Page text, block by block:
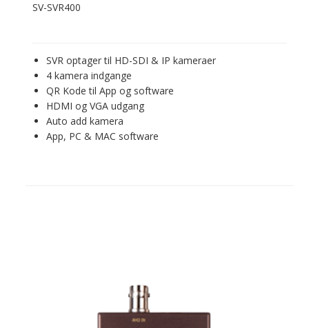
SV-SVR400
SVR optager til HD-SDI & IP kameraer
4 kamera indgange
QR Kode til App og software
HDMI og VGA udgang
Auto add kamera
App, PC & MAC software